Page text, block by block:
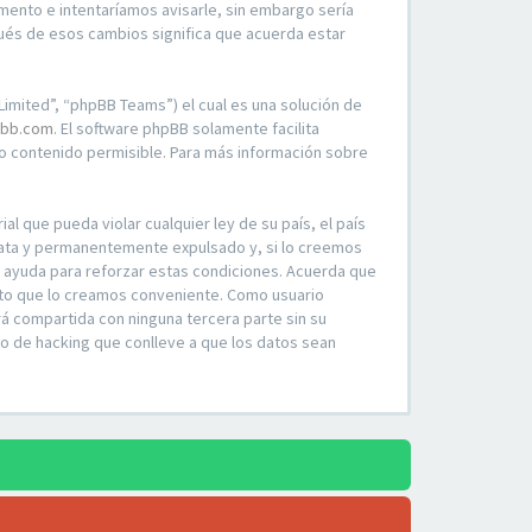
e intentaríamos avisarle, sin embargo sería
de esos cambios significa que acuerda estar
“phpBB Teams”) el cual es una solución de
. El software phpBB solamente facilita
permisible. Para más información sobre
que pueda violar cualquier ley de su país, el país
y permanentemente expulsado y, si lo creemos
para reforzar estas condiciones. Acuerda que
que lo creamos conveniente. Como usuario
compartida con ninguna tercera parte sin su
de hacking que conlleve a que los datos sean